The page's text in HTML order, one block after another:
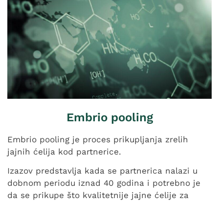
Embrio pooling
Embrio pooling je proces prikupljanja zrelih
jajnih ćelija kod partnerice.
Izazov predstavlja kada se partnerica nalazi u
dobnom periodu iznad 40 godina i potrebno je
da se prikupe što kvalitetnije jajne ćelije za